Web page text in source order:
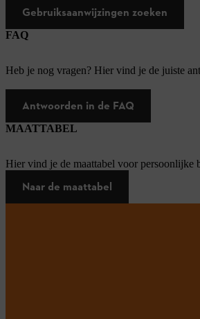
Gebruiksaanwijzingen zoeken
FAQ
Heb je nog vragen? Hier vind je de juiste
Antwoorden in de FAQ
MAATTABEL
Hier vind je de maattabel voor persoonlijke
Naar de maattabel